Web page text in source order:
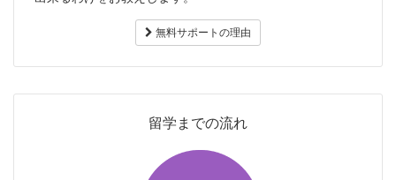
無料サポートの理由
留学までの流れ